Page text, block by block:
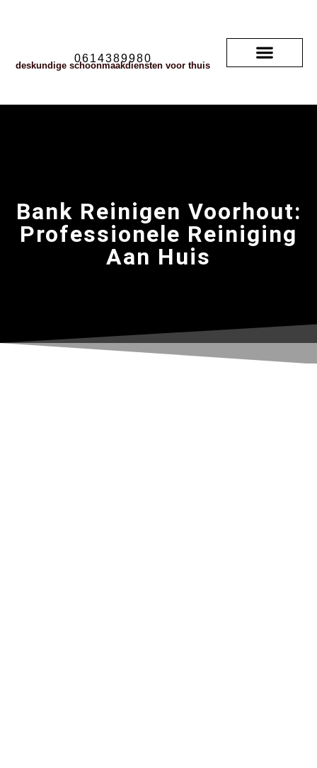
0614389980
deskundige schoonmaakdiensten voor thuis
Bank Reinigen Voorhout:
Professionele Reiniging
Aan Huis